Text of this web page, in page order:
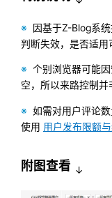
※
因基于Z-Blog系
判断失效，是否适
※ 个别浏览器可能
空，所以来路控制
※ 如需对用户评论
使用 用户发布限额
附图查看 ↓